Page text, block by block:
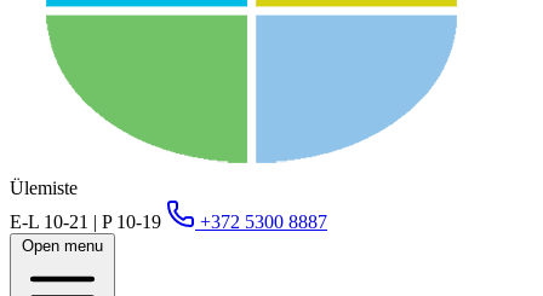
Ülemiste
E-L 10-21 | P 10-19
+372 5300 8887
Open menu